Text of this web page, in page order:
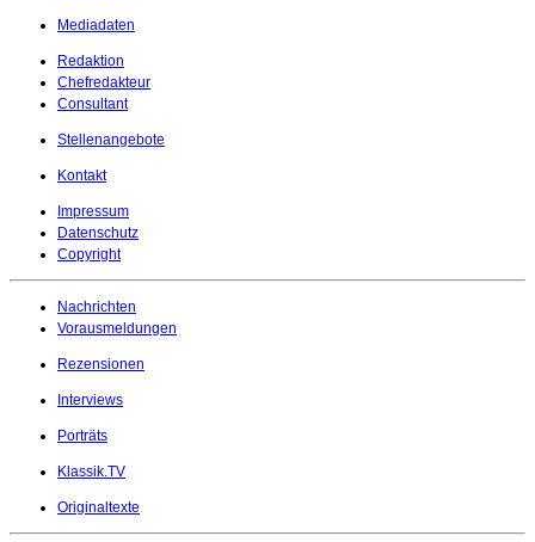
Mediadaten
Redaktion
Chefredakteur
Consultant
Stellenangebote
Kontakt
Impressum
Datenschutz
Copyright
Nachrichten
Vorausmeldungen
Rezensionen
Interviews
Porträts
Klassik.TV
Originaltexte